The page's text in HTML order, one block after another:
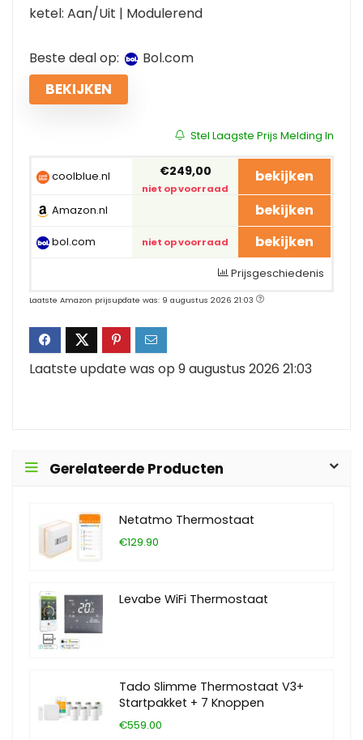
ketel: Aan/Uit | Modulerend
Beste deal op: bol.com
BEKIJKEN
Stel Laagste Prijs Melding In
coolblue.nl €249,00
niet op voorraad
bekijken
Amazon.nl bekijken
bol.com niet op voorraad bekijken
Prijsgeschiedenis
Laatste Amazon prijsupdate was: 9 augustus 2026 21:03
Laatste update was op 9 augustus 2026 21:03
Gerelateerde Producten
Netatmo Thermostaat
€129.90
Levabe WiFi Thermostaat
Tado Slimme Thermostaat V3+
Startpakket + 7 Knoppen
€559.00